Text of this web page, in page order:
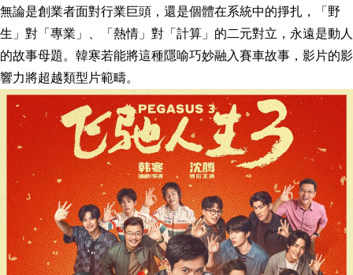
無論是創業者面對行業巨頭，還是個體在系統中的掙扎，「野
生」對「專業」、「熱情」對「計算」的二元對立，永遠是動人
的故事母題。韓寒若能將這種隱喻巧妙融入賽車故事，影片的影
響力將超越類型片範疇。